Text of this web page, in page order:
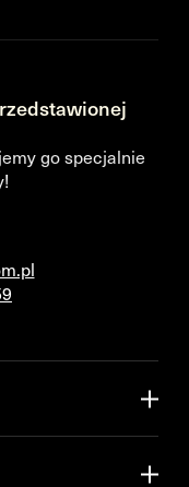
go specjalnie